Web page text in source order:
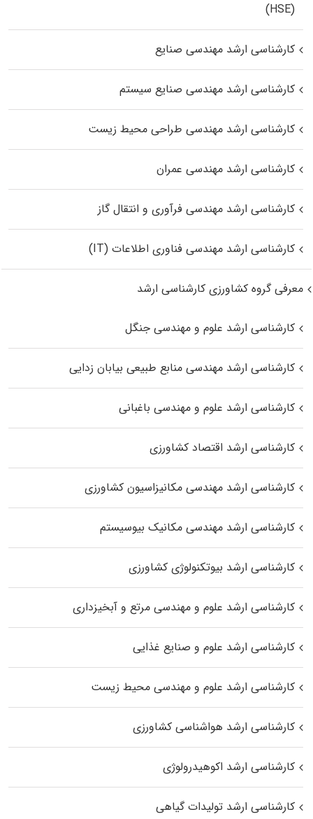
(HSE)
کارشناسی ارشد مهندسی صنایع
کارشناسی ارشد مهندسی صنایع سیستم
کارشناسی ارشد مهندسی طراحی محیط زیست
کارشناسی ارشد مهندسی عمران
کارشناسی ارشد مهندسی فرآوری و انتقال گاز
کارشناسی ارشد مهندسی فناوری اطلاعات (IT)
معرفی گروه کشاورزی کارشناسی ارشد
کارشناسی ارشد علوم و مهندسی جنگل
کارشناسی ارشد مهندسی منابع طبیعی بیابان زدایی
کارشناسی ارشد علوم و مهندسی باغبانی
کارشناسی ارشد اقتصاد کشاورزی
کارشناسی ارشد مهندسی مکانیزاسیون کشاورزی
کارشناسی ارشد مهندسی مکانیک بیوسیستم
کارشناسی ارشد بیوتکنولوژی کشاورزی
کارشناسی ارشد علوم و مهندسی مرتع و آبخیزداری
کارشناسی ارشد علوم و صنایع غذایی
کارشناسی ارشد علوم و مهندسی محیط زیست
کارشناسی ارشد هواشناسی کشاورزی
کارشناسی ارشد اکوهیدرولوژی
کارشناسی ارشد تولیدات گیاهی